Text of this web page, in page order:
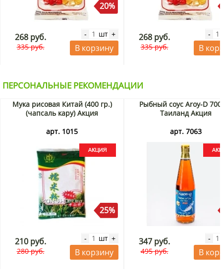
20%
268 руб.
335 руб.
- шт +
В корзину
268 руб.
335 руб.
-
В
ПЕРСОНАЛЬНЫЕ РЕКОМЕНДАЦИИ
Мука рисовая Китай (400 гр.)
(чапсаль кару) Акция
арт. 1015
25%
210 руб.
280 руб.
- шт +
В корзину
Рыбный соус Aroy-D
Таиланд Акция
арт. 7063
347 руб.
495 руб.
-
В